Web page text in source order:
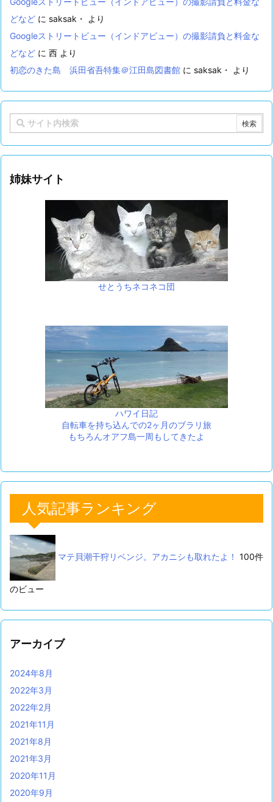
どなど に saksak・
より
Googleストリートビュー（インドアビュー）の撮影請負と料金な
どなど に 西 より
初恋のきた島 浜田省吾特集＠江田島図書館 に saksak・ より
姉妹サイト
せとうちネコネコ団
ハワイ日記
自転車を持ち込んでの2ヶ月のブラリ旅
もちろんオアフ島一周もしてきたよ
人気記事ランキング
マテ貝潮干狩リベンジ。アカニシも取れたよ！ 100件
のビュー
アーカイブ
2024年8月
2022年3月
2022年2月
2021年11月
2021年8月
2021年3月
2020年11月
2020年9月